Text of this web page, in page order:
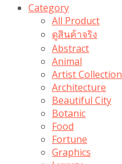
Category
All Product
ดูสินค้าจริง
Abstract
Animal
Artist Collection
Architecture
Beautiful City
Botanic
Food
Fortune
Graphics